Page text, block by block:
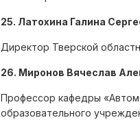
25. Латохина Галина
Директор Тверской
26. Миронов Вячеслав
Профессор кафедры
образовательного